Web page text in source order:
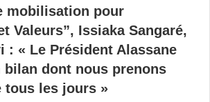
mobilisation pour
Valeurs”, Issiaka Sangaré,
: « Le Président Alassane
bilan dont nous prenons
tous les jours »